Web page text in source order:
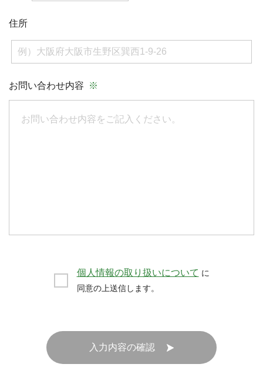
住所
お問い合わせ内容
個人情報の取り扱いについて に
同意の上送信します。
入力内容の確認